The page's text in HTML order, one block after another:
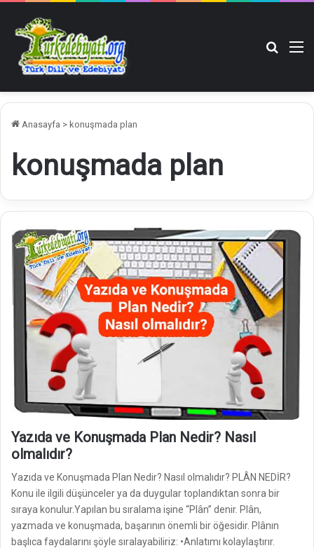
Anasayfa > konuşmada plan
konuşmada plan
Yazıda ve Konuşmada Plan Nedir? Nasıl
olmalıdır?
Yazıda ve Konuşmada Plan Nedir? Nasıl olmalıdır? PLÂN NEDİR?
Konu ile ilgili düşünceler ya da duygular toplandıktan sonra bir
sıraya konulur.Yapılan bu sıralama işine “Plân” denir. Plân,
yazmada ve konuşmada, başarının önemli bir öğesidir. Plânın
başlıca faydalarını şöyle sıralayabiliriz: •Anlatımı kolaylaştırır.